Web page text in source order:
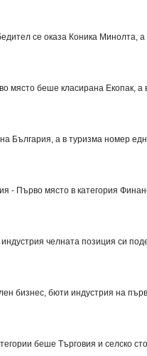
се оказа Коника Минолта,
място беше класирана Екопак, а
България, а в туризма номер
- Първо място в категория
челната позиция си
бизнес, бюти индустрия на
беше Търговия и селско